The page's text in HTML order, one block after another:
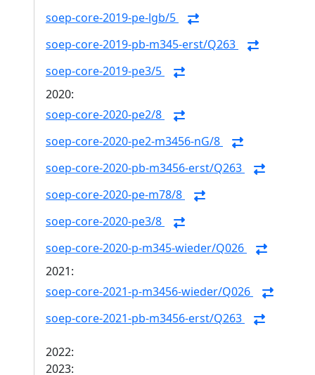
soep-core-2019-pe-lgb/5
soep-core-2019-pb-m345-erst/Q263
soep-core-2019-pe3/5
2020:
soep-core-2020-pe2/8
soep-core-2020-pe2-m3456-nG/8
soep-core-2020-pb-m3456-erst/Q263
soep-core-2020-pe-m78/8
soep-core-2020-pe3/8
soep-core-2020-p-m345-wieder/Q026
2021:
soep-core-2021-p-m3456-wieder/Q026
soep-core-2021-pb-m3456-erst/Q263
2022:
2023: